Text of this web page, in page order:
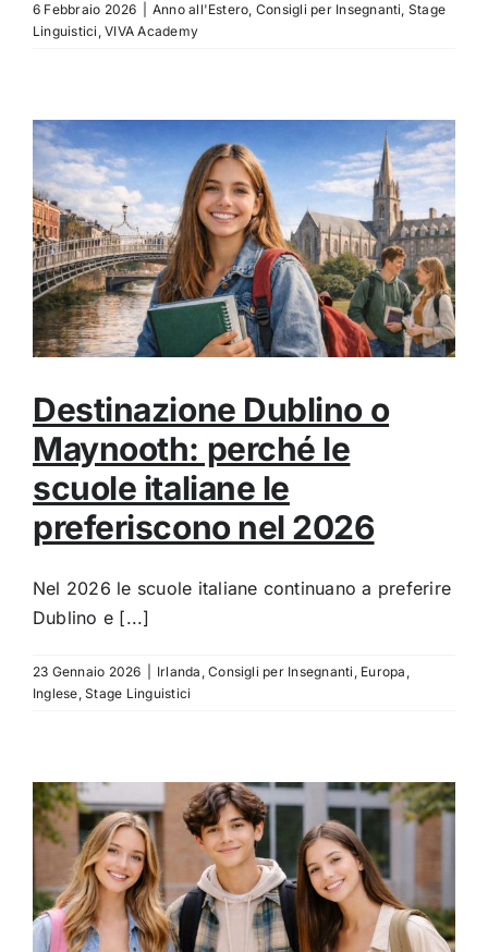
6 Febbraio 2026 Anno all'Estero Consigli per Insegnanti Stage
Linguistici ,VIVA Academy
Destinazione Dublino o
Maynooth: perché le
scuole italiane le
preferiscono nel 2026
Nel 2026 le scuole italiane continuano a preferire
Dublino e [...]
23 Gennaio 2026 Irlanda ,Consigli per Insegnanti , Europa ,
Inglese,Stage Linguistici